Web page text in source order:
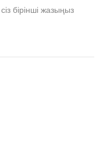
бірінші жазыңыз